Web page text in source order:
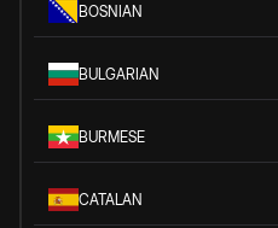
BOSNIAN
BULGARIAN
BURMESE
CATALAN